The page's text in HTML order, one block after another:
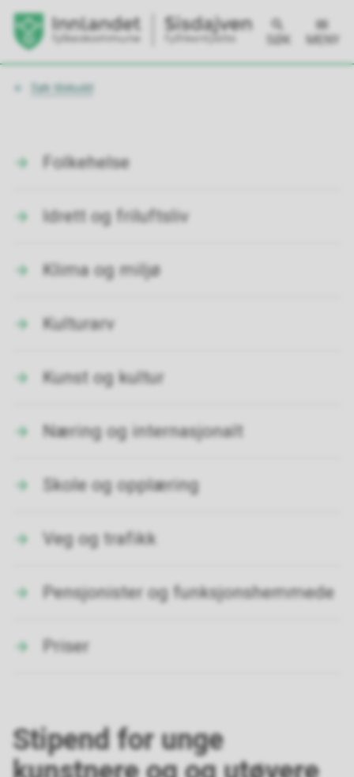
SØK MENY
Du
Søk tilskudd
Folkehelse
Idrett og friluftsliv
Klima og miljø
Kulturarv
Kunst og kultur
Næring og internasjonalt
Skole og opplæring
Veg og trafikk
Pensjonister og funksjonshemmede
Priser
Stipend for unge